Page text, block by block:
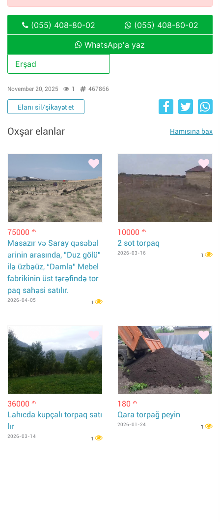
(055) 408-80-02
(055) 408-80-02
WhatsApp'a yaz
Erşad
November 20, 2025 1 467866
Elanı sil/şikayət et
Oxşar elanlar Hamısına bax
75000 m
Masazır və Saray qəsəbəl
ərinin arasında, "Duz gölü"
ilə üzbəüz, “Damla” Mebel
fabrikinin üst tərəfində tor
paq sahəsi satılır.
2026-04-05 1
10000 m
2 sot torpaq
2026-03-16 1
36000 m
Lahıcda kupçalı torpaq satı
lır
2026-03-14 1
180 m
Qara torpağ peyin
2026-01-24 1